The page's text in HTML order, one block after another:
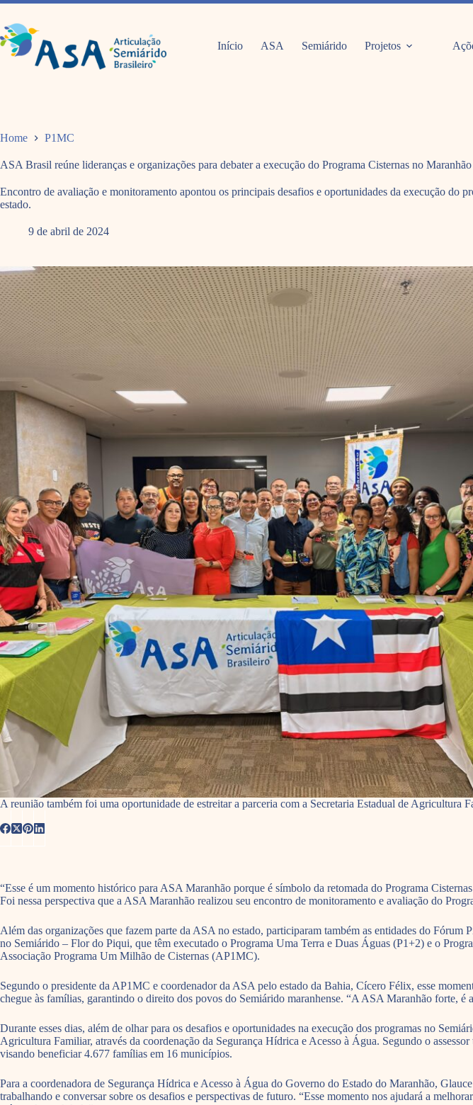
Pular
o
conteúdo
Início ASA Semiárido Projetos
Home P1MC
ASA Brasil reúne lideranças e organizações para debater a execução do Programa Cisternas no Maranhão
Encontro de avaliação e monitoramento apontou os principais desafios e oportunidades da execução do
estado.
9 de abril de 2024
A reunião também foi uma oportunidade de estreitar a parceria com a Secretaria Estadual de Agricultura
“Esse é um momento histórico para ASA Maranhão porque é símbolo da retomada do Programa
Foi nessa perspectiva que a ASA Maranhão realizou seu encontro de monitoramento e avaliação do
Além das organizações que fazem parte da ASA no estado, participaram também as entidades do
no Semiárido – Flor do Piqui, que têm executado o Programa Uma Terra e Duas Águas (P1+2) e o
Associação Programa Um Milhão de Cisternas (AP1MC).
Segundo o presidente da AP1MC e coordenador da ASA pelo estado da Bahia, Cícero Félix, esse
chegue às famílias, garantindo o direito dos povos do Semiárido maranhense. “A ASA Maranhão forte, é
Durante esses dias, além de olhar para os desafios e oportunidades na execução dos programas no
Agricultura Familiar, através da coordenação da Segurança Hídrica e Acesso à Água. Segundo o
visando beneficiar 4.677 famílias em 16 municípios.
Para a coordenadora de Segurança Hídrica e Acesso à Água do Governo do Estado do Maranhão,
trabalhando e conversar sobre os desafios e perspectivas de futuro. “Esse momento nos ajudará a